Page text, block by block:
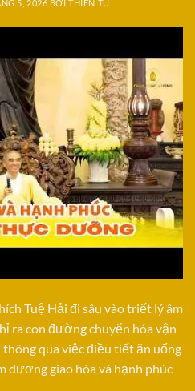
5, 2026 BỞITHIÊN TÚ
Tuệ Hải đi sâu vào triết lý âm
ra con đường chuyển hóa vận
qua việc điều tiết ăn uống
dương giao hòa và hạnh phúc